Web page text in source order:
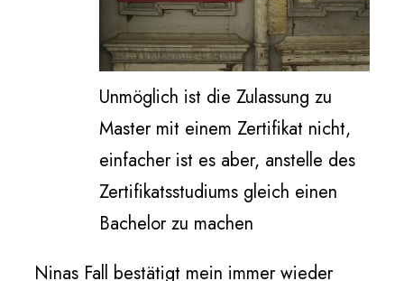
Unmöglich ist die Zulassung zu
Master mit einem Zertifikat nicht,
einfacher ist es aber, anstelle des
Zertifikatsstudiums gleich einen
Bachelor zu machen
Ninas Fall bestätigt mein immer wieder